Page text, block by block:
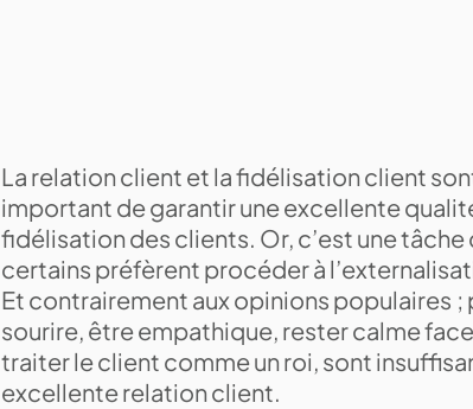
La relation client et la fidélisation client
important de garantir une excellente
fidélisation des clients. Or, c’est une
certains préfèrent procéder à
Et contrairement aux opinions populaires ;
sourire, être empathique, rester calme
traiter le client comme un roi, sont
excellente relation client.